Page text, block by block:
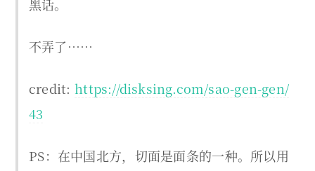
黑话。
不弄了……
credit:https://disksing.com/sao-gen-gen/
43
PS：在中国北方，切面是面条的一种。所以用